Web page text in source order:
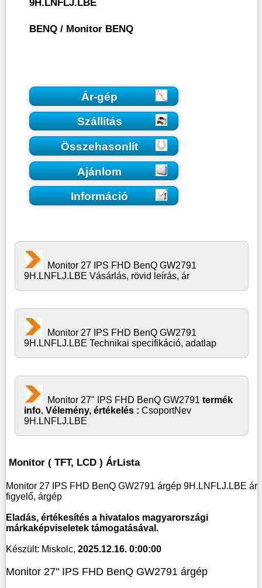
9H.LNFLJ.LBE
BENQ/ Monitor BENQ
Ár-gép
Szállítás
Összehasonlít
Ajánlom
Információ
Monitor 27 IPS FHD BenQ GW2791
9H.LNFLJ.LBE Vásárlás, rövid leírás, ár
Monitor 27 IPS FHD BenQ GW2791
9H.LNFLJ.LBE Technikai specifikáció, adatlap
Monitor 27" IPS FHD BenQ GW2791 termék
info. Vélemény, értékelés : CsoportNev
9H.LNFLJ.LBE
Monitor ( TFT, LCD ) ÁrLista
Monitor 27 IPS FHD BenQ GW2791 árgép 9H.LNFLJ.LBE ár
figyelő, árgép
Eladás, értékesítés a hivatalos magyarországi
márkaképviseletek támogatásával.
Készült: Miskolc, 2025.12.16. 0:00:00
Monitor 27" IPS FHD BenQ GW2791 árgép